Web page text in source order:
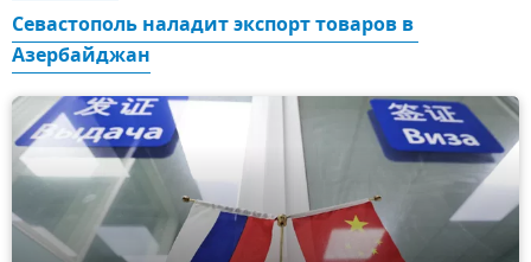
Севастополь наладит экспорт товаров в
Азербайджан